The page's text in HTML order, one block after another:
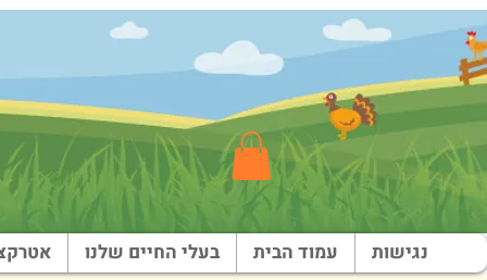
נגישות עמוד הבית בעלי החיים שלנו